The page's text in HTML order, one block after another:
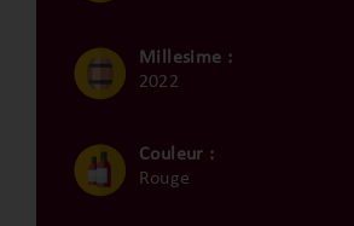
Millesime :
2022
Couleur :
Rouge